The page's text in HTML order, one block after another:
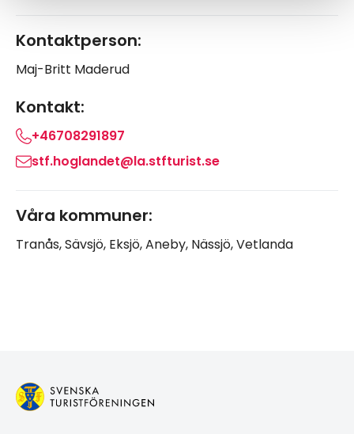
Kontaktperson:
Maj-Britt Maderud
Kontakt:
+46708291897
stf.hoglandet@la.stfturist.se
Våra kommuner:
Tranås, Sävsjö, Eksjö, Aneby, Nässjö, Vetlanda